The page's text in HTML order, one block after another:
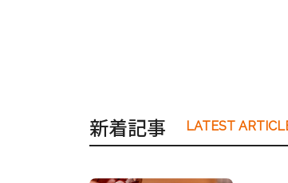
新着記事 LATEST